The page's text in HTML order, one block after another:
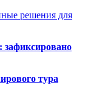
решения для
зафиксировано
тура